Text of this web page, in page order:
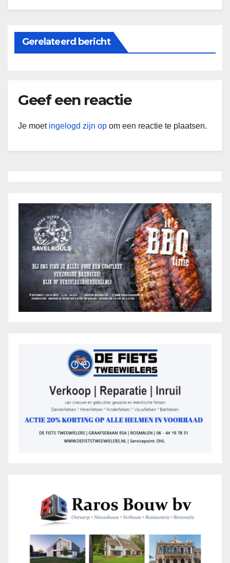
Gerelateerd bericht
Geef een reactie
Je moet ingelogd zijn op om een reactie te plaatsen.